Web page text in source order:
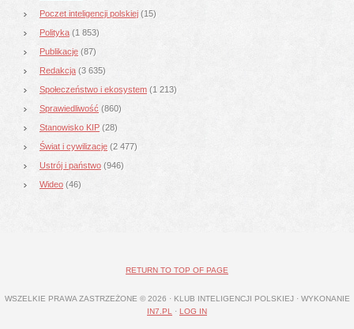
Poczet inteligencji polskiej (15)
Polityka (1 853)
Publikacje (87)
Redakcja (3 635)
Społeczeństwo i ekosystem (1 213)
Sprawiedliwość (860)
Stanowisko KIP (28)
Świat i cywilizacje (2 477)
Ustrój i państwo (946)
Wideo (46)
RETURN TO TOP OF PAGE
WSZELKIE PRAWA ZASTRZEŻONE © 2026 · KLUB INTELIGENCJI POLSKIEJ · WYKONANIE
IN7.PL
· LOG IN